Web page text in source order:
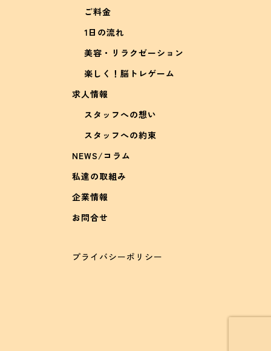
ご料金
1日の流れ
美容・リラクゼーション
楽しく！脳トレゲーム
求人情報
スタッフへの想い
スタッフへの約束
NEWS/コラム
私達の取組み
企業情報
お問合せ
プライバシーポリシー